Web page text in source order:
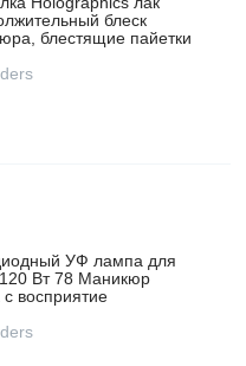
блеск
блестящие пайетки
УФ лампа для
Вт 78 Маникюр
восприятие
УФ гель для